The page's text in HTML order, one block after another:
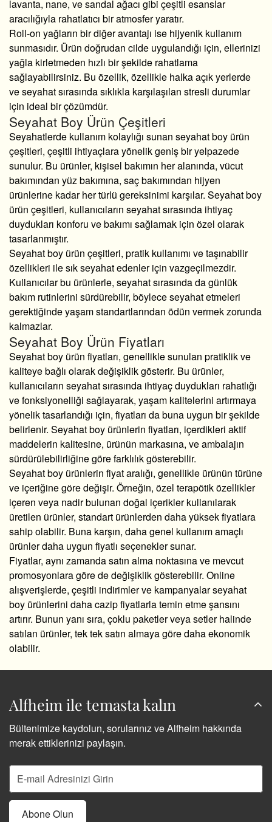
lavanta, nane, ve sandal ağacı gibi çeşitli esanslar
aracılığıyla rahatlatıcı bir atmosfer yaratır.
Roll-on yağların bir diğer avantajı ise hijyenik kullanım
sunmasıdır. Ürün doğrudan cilde uygulandığı için, ellerinizi
yağla kirletmeden hızlı bir şekilde rahatlama
sağlayabilirsiniz. Bu özellik, özellikle halka açık yerlerde
ve seyahat sırasında sıklıkla karşılaşılan stresli durumlar
için ideal bir çözümdür.
Seyahat Boy Ürün Çeşitleri
Seyahatlerde kullanım kolaylığı sunan seyahat boy ürün
çeşitleri, çeşitli ihtiyaçlara yönelik geniş bir yelpazede
sunulur. Bu ürünler, kişisel bakımın her alanında, vücut
bakımından yüz bakımına, saç bakımından hijyen
ürünlerine kadar her türlü gereksinimi karşılar. Seyahat boy
ürün çeşitleri, kullanıcıların seyahat sırasında ihtiyaç
duydukları konforu ve bakımı sağlamak için özel olarak
tasarlanmıştır.
Seyahat boy ürün çeşitleri, pratik kullanımı ve taşınabilir
özellikleri ile sık seyahat edenler için vazgeçilmezdir.
Kullanıcılar bu ürünlerle, seyahat sırasında da günlük
bakım rutinlerini sürdürebilir, böylece seyahat etmeleri
gerektiğinde yaşam standartlarından ödün vermek zorunda
kalmazlar.
Seyahat Boy Ürün Fiyatları
Seyahat boy ürün fiyatları, genellikle sunulan pratiklik ve
kaliteye bağlı olarak değişiklik gösterir. Bu ürünler,
kullanıcıların seyahat sırasında ihtiyaç duydukları rahatlığı
ve fonksiyonelliği sağlayarak, yaşam kalitelerini artırmaya
yönelik tasarlandığı için, fiyatları da buna uygun bir şekilde
belirlenir. Seyahat boy ürünlerin fiyatları, içerdikleri aktif
maddelerin kalitesine, ürünün markasına, ve ambalajın
sürdürülebilirliğine göre farklılık gösterebilir.
Seyahat boy ürünlerin fiyat aralığı, genellikle ürünün türüne
ve içeriğine göre değişir. Örneğin, özel terapötik özellikler
içeren veya nadir bulunan doğal içerikler kullanılarak
üretilen ürünler, standart ürünlerden daha yüksek fiyatlara
sahip olabilir. Buna karşın, daha genel kullanım amaçlı
ürünler daha uygun fiyatlı seçenekler sunar.
Fiyatlar, aynı zamanda satın alma noktasına ve mevcut
promosyonlara göre de değişiklik gösterebilir. Online
alışverişlerde, çeşitli indirimler ve kampanyalar seyahat
boy ürünlerini daha cazip fiyatlarla temin etme şansını
artırır. Bunun yanı sıra, çoklu paketler veya setler halinde
satılan ürünler, tek tek satın almaya göre daha ekonomik
olabilir.
Alfheim ile temasta kalın
Bültenimize kaydolun, sorularınız ve Alfheim hakkında
merak ettiklerinizi paylaşın.
Abone Olun